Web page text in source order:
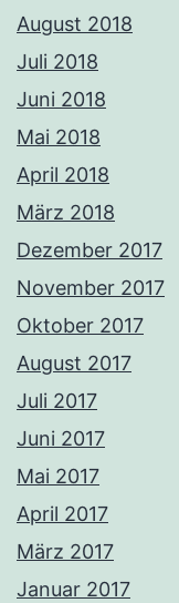
August 2018
Juli 2018
Juni 2018
Mai 2018
April 2018
März 2018
Dezember 2017
November 2017
Oktober 2017
August 2017
Juli 2017
Juni 2017
Mai 2017
April 2017
März 2017
Januar 2017